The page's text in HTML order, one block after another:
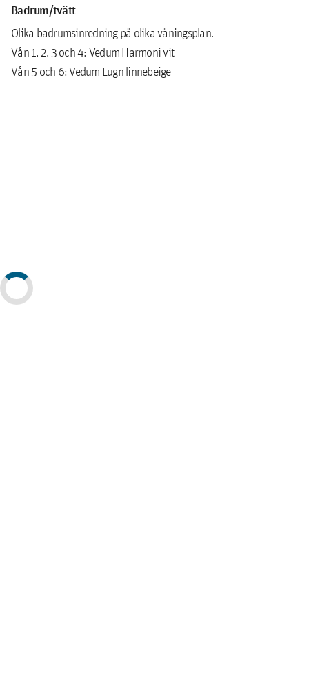
Badrum/tvätt
Olika badrumsinredning på olika våningsplan.
Vån 1, 2, 3 och 4: Vedum Harmoni vit
Vån 5 och 6: Vedum Lugn linnebeige